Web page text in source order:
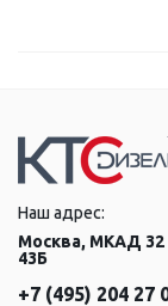
Наш адрес:
Москва, МКАД 32
43Б
+7 (495) 204 27